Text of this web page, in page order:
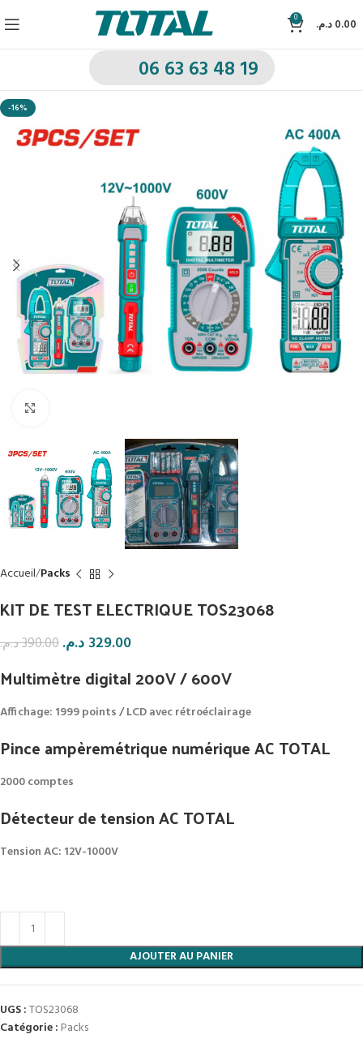
0 0.00د.م.
06 63 63 48 19
-16%
Accueil Packs
KIT DE TEST ELECTRIQUE TOS23068
390.00د.م. 329.00 د.م.
Multimètre digital 200V / 600V
Affichage: 1999 points / LCD avec rétroéclairage
Pince ampèremétrique numérique AC TOTAL
2000 comptes
Détecteur de tension AC TOTAL
Tension AC: 12V-1000V
AJOUTER AU PANIER
UGS :TOS23068
Catégorie : Packs